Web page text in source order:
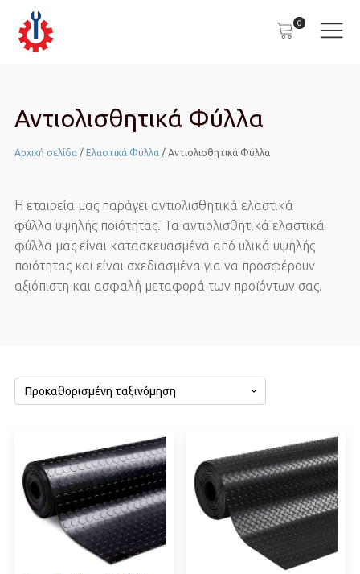
0
Αντιολισθητικά Φύλλα
Αρχική σελίδα/ Ελαστικά Φύλλα/ Αντιολισθητικά Φύλλα
Η εταιρεία μας παράγει αντιολισθητικά ελαστικά
φύλλα υψηλής ποιότητας. Τα αντιολισθητικά ελαστικά
φύλλα μας είναι κατασκευασμένα από υλικά υψηλής
ποιότητας και είναι σχεδιασμένα για να προσφέρουν
αξιόπιστη και ασφαλή μεταφορά των προϊόντων σας.